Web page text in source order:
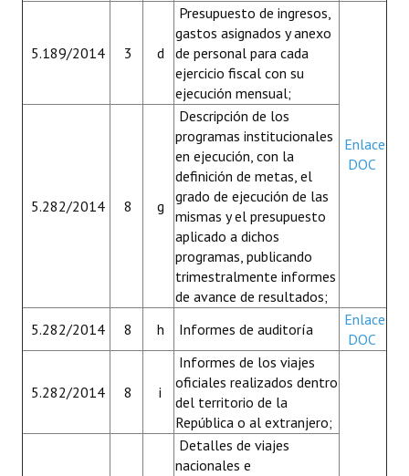
5.189/2014 3 d
Presupuesto de ingresos,
gastos asignados y anexo
de personal para cada
ejercicio fiscal con su
ejecución mensual;
Enlace
DOC
5.282/2014 8 g
Descripción de los
programas institucionales
en ejecución, con la
definición de metas, el
grado de ejecución de las
mismas y el presupuesto
aplicado a dichos
programas, publicando
trimestralmente informes
de avance de resultados;
5.282/2014
8 h Informes de auditoría
Enlace
DOC
5.282/2014 8 i
Informes de los viajes
oficiales realizados dentro
del territorio de la
República o al extranjero;
Detalles de viajes
nacionales e